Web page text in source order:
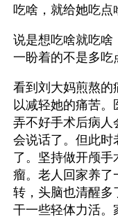
吃啥，就给她吃点
说是想吃啥就吃啥
一盼着的不是多吃
看到刘大妈煎熬的
以减轻她的痛苦。
弄不好手术后病人
会说话了。但此时
了。坚持做开颅手
瘤。老人回家养了
转，头脑也清醒多
干一些轻体力活。